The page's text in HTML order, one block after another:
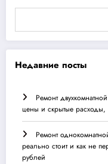
Недавние посты
Ремонт
цены и скрытые расходы,
Ремонт
реально стоит и как не
рублей